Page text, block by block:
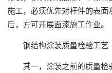
施工，必须优先对杆件的表
后，方可开展面漆施工作业。
钢结构涂装质量检验工艺
其一，涂装之前的质量检